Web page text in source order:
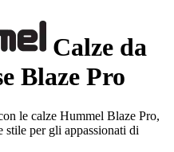
Calze da
Blaze Pro
le calze Hummel Blaze Pro,
stile per gli appassionati di